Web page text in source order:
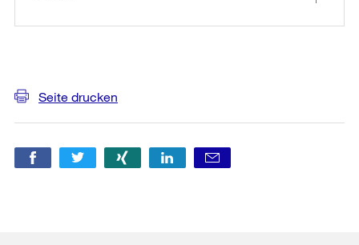
Seite drucken